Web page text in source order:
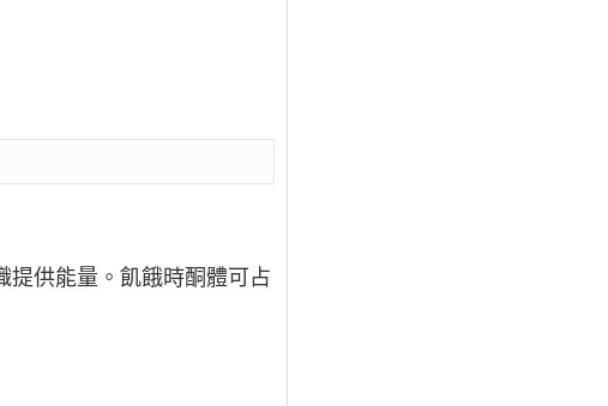
提供能量。飢餓時酮體可占